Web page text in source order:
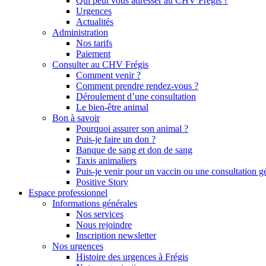
Urgences
Actualités
Administration
Nos tarifs
Paiement
Consulter au CHV Frégis
Comment venir ?
Comment prendre rendez-vous ?
Déroulement d’une consultation
Le bien-être animal
Bon à savoir
Pourquoi assurer son animal ?
Puis-je faire un don ?
Banque de sang et don de sang
Taxis animaliers
Puis-je venir pour un vaccin ou une consultation
Positive Story
Espace professionnel
Informations générales
Nos services
Nous rejoindre
Inscription newsletter
Nos urgences
Histoire des urgences à Frégis